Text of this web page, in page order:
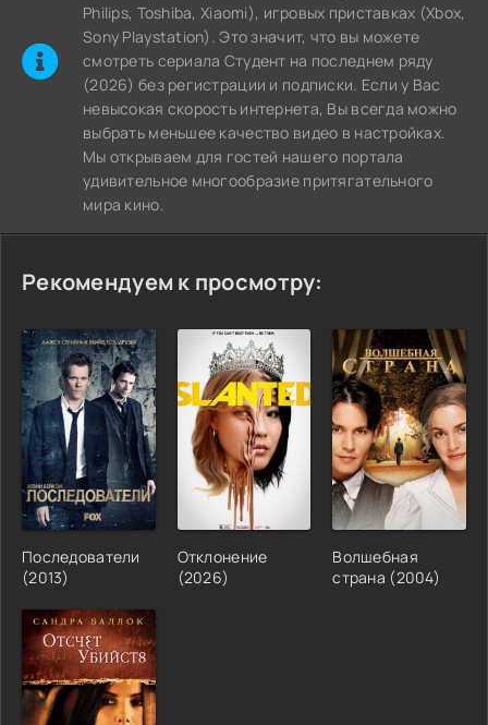
Philips, Toshiba, Xiaomi), игровых приставках (Xbox,
Sony Playstation). Это значит, что вы можете
cмотреть сериала Студент на последнем ряду
(2026) без регистрации и подписки. Если у Вас
невысокая скорость интернета, Вы всегда можно
выбрать меньшее качество видео в настройках.
Мы открываем для гостей нашего портала
удивительное многообразие притягательного
мира кино.
Рекомендуем к просмотру:
Последователи
(2013)
Отклонение
(2026)
Волшебная
страна (2004)